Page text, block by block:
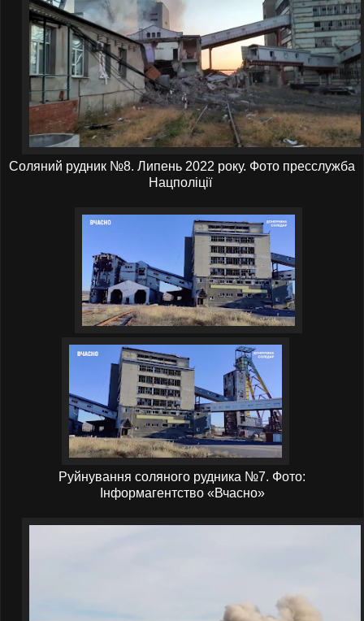
Соляний рудник №8. Липень 2022 року. Фото пресслужба
Нацполіції
Руйнування соляного рудника №7. Фото:
Інформагентство «Вчасно»